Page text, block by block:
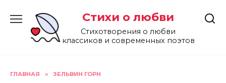
содержанию
Стихи о любви
Стихотворения о любви
классиков и современных поэтов
ГЛАВНАЯ » ЗЕЛЬВИН ГОРН